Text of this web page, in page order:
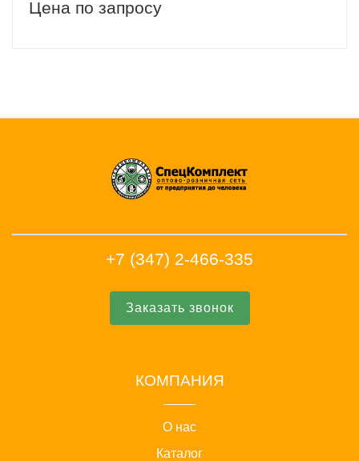
Цена по запросу
+7 (347) 2-466-335
Заказать звонок
КОМПАНИЯ
О нас
Каталог